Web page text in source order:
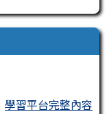
學習平台完整內容